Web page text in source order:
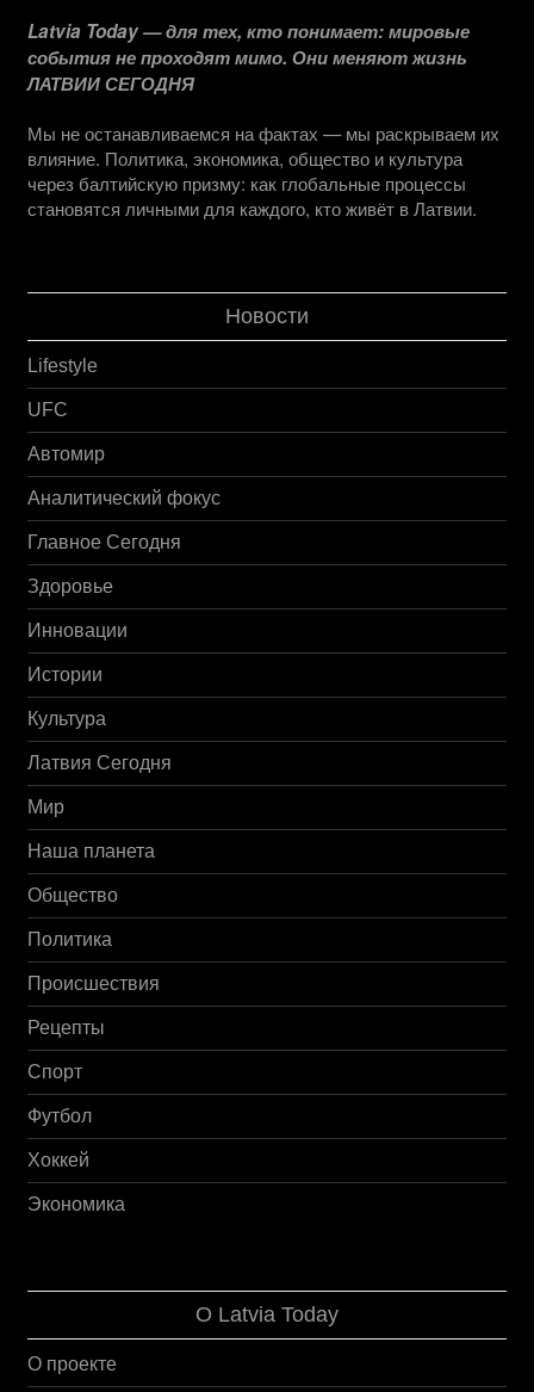
Latvia Today — для тех, кто понимает: мировые
события не проходят мимо. Они меняют жизнь
ЛАТВИИ СЕГОДНЯ
Мы не останавливаемся на фактах — мы раскрываем их
влияние. Политика, экономика, общество и культура
через балтийскую призму: как глобальные процессы
становятся личными для каждого, кто живёт в Латвии.
Новости
Lifestyle
UFC
Автомир
Аналитический фокус
Главное Сегодня
Здоровье
Инновации
Истории
Культура
Латвия Сегодня
Мир
Наша планета
Общество
Политика
Происшествия
Рецепты
Спорт
Футбол
Хоккей
Экономика
О Latvia Today
О проекте